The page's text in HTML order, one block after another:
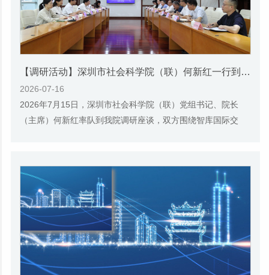
【调研活动】深圳市社会科学院（联）何新红一行到我院调研座谈
2026-07-16
2026年7月15日，深圳市社会科学院（联）党组书记、院长
（主席）何新红率队到我院调研座谈，双方围绕智库国际交